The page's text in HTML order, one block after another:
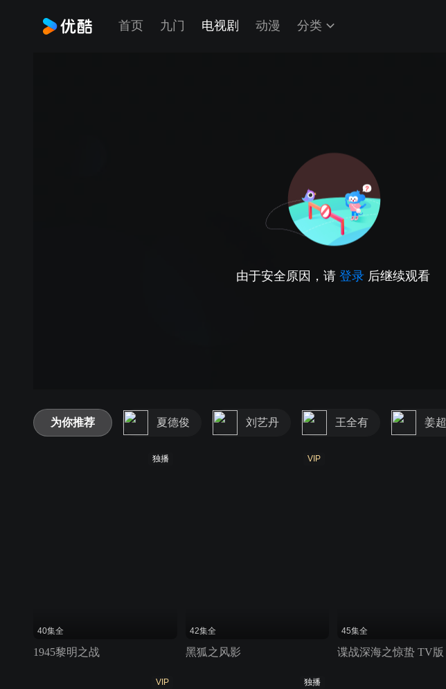
首页 九门 电视剧 动漫 分类
由于安全原因，请 登录 后继续观看
为你推荐 夏德俊 刘艺丹 王全有 姜超
独播
40集全
1945黎明之战
VIP
42集全
黑狐之风影
45集全
谍战深海之惊蛰 TV版
VIP 独播